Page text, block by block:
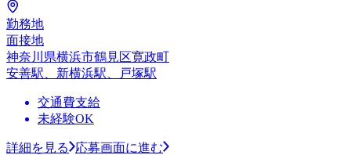
勤務地
面接地
神奈川県横浜市鶴見区寛政町
安善駅、新横浜駅、戸塚駅
交通費支給
未経験OK
詳細を見る
応募画面に進む